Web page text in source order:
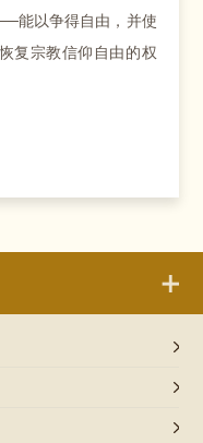
能以争得自由，并使
复宗教信仰自由的权